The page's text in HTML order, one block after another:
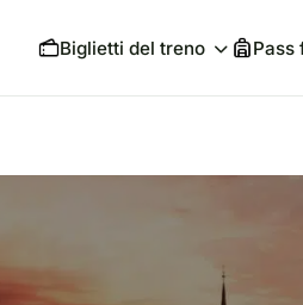
Biglietti del treno Pass